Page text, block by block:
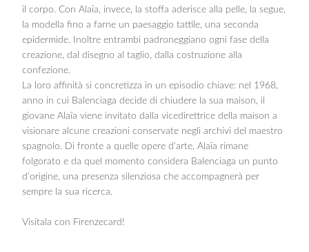
il corpo. Con Alaïa, invece, la stoffa aderisce alla pelle, la segue,
la modella fino a farne un paesaggio tattile, una seconda
epidermide. Inoltre entrambi padroneggiano ogni fase della
creazione, dal disegno al taglio, dalla costruzione alla
confezione.
La loro affinità si concretizza in un episodio chiave: nel 1968,
anno in cui Balenciaga decide di chiudere la sua maison, il
giovane Alaïa viene invitato dalla vicedirettrice della maison a
visionare alcune creazioni conservate negli archivi del maestro
spagnolo. Di fronte a quelle opere d’arte, Alaïa rimane
folgorato e da quel momento considera Balenciaga un punto
d’origine, una presenza silenziosa che accompagnerà per
sempre la sua ricerca.
Visitala con Firenzecard!